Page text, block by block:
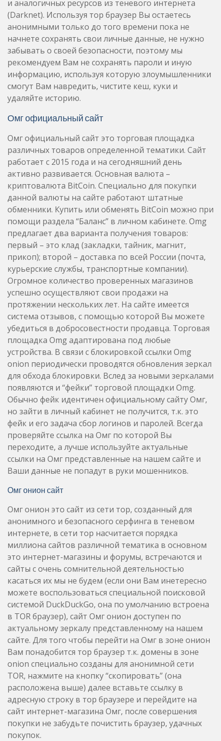
и аналогичных ресурсов из теневого интернета
(Darknet). Используя тор браузер Вы остаетесь
анонимными только до того времени пока не
начнете сохранять свои личные данные, не нужно
забывать о своей безопасности, поэтому мы
рекомендуем Вам не сохранять пароли и иную
информацию, используя которую злоумышленники
смогут Вам навредить, чистите кеш, куки и
удаляйте историю.
Омг официальный сайт
Омг официальный сайт это торговая площадка
различных товаров определенной тематики. Сайт
работает с 2015 года и на сегодняшний день
активно развивается. Основная валюта –
криптовалюта BitCoin. Специально для покупки
данной валюты на сайте работают штатные
обменники. Купить или обменять BitCoin можно при
помощи раздела “Баланс” в личном кабинете. Omg
предлагает два варианта получения товаров:
первый – это клад (закладки, тайник, магнит,
прикоп); второй – доставка по всей России (почта,
курьерские службы, транспортные компании).
Огромное количество проверенных магазинов
успешно осуществляют свои продажи на
протяжении нескольких лет. На сайте имеется
система отзывов, с помощью которой Вы можете
убедиться в добросовестности продавца. Торговая
площадка Omg адаптирована под любые
устройства. В связи с блокировкой ссылки Omg
onion периодически проводятся обновления зеркал
для обхода блокировки. Вслед за новыми зеркалами
появляются и “фейки” торговой площадки Omg.
Обычно фейк идентичен официальному сайту Омг,
но зайти в личный кабинет не получится, т.к. это
фейк и его задача сбор логинов и паролей. Всегда
проверяйте ссылка на Омг по которой Вы
переходите, а лучше используйте актуальные
ссылки на Омг представленные на нашем сайте и
Ваши данные не попадут в руки мошенников.
Омг онион сайт
Омг онион это сайт из сети тор, созданный для
анонимного и безопасного серфинга в теневом
интернете, в сети тор насчитается порядка
миллиона сайтов различной тематика в основном
это интернет-магазины и форумы, встречаются и
сайты с очень сомнительной деятельностью
касаться их мы не будем (если они Вам инетересно
можете воспользоваться специальной поисковой
системой DuckDuckGo, она по умолчанию встроена
в TOR браузер), сайт Омг онион доступен по
актуальному зеркалу представленному на нашем
сайте. Для того чтобы перейти на Омг в зоне онион
Вам понадобится тор браузер т.к. домены в зоне
onion специально созданы для анонимной сети
TOR, нажмите на кнопку “скопировать” (она
расположена выше) далее вставьте ссылку в
адресную строку в тор браузере и перейдите на
сайт интернет-магазина Омг, после совершения
покупки не забудьте почистить браузер, удачных
покупок.